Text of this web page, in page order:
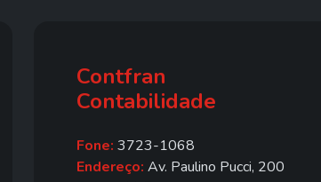
Contfran
Contabilidade
Fone: 3723-1068
Endereço: Av. Paulino Pucci, 200